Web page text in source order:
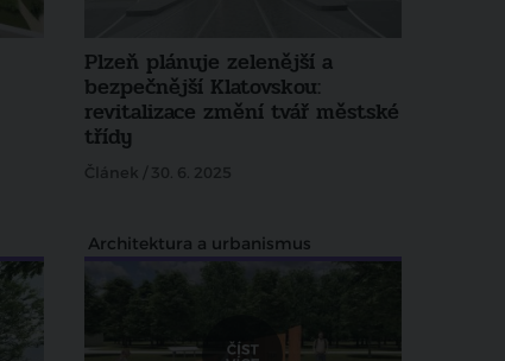
Plzeň plánuje zelenější a
bezpečnější Klatovskou:
revitalizace změní tvář městské
třídy
Článek / 30. 6. 2025
Architektura a urbanismus